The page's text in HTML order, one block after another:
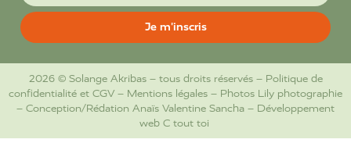
2026 © Solange Akribas – tous droits réservés – Politique de
confidentialité et CGV – Mentions légales – Photos Lily photographie
– Conception/Rédation Anaïs Valentine Sancha – Développement
web C tout toi